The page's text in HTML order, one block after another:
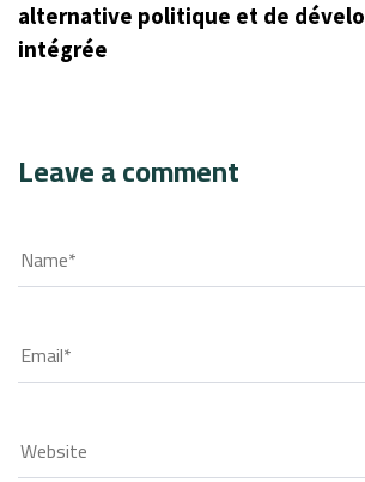
alternative politique et de
intégrée
Leave a comment